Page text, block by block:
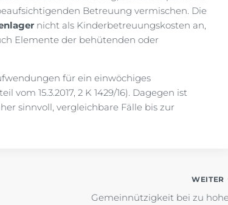
Betreuung vermischen. Die
nicht als Kinderbetreuungskosten an,
Elemente der behütenden oder
für ein einwöchiges
15.3.2017, 2 K 1429/16). Dagegen ist
sinnvoll, vergleichbare Fälle bis zur
WEITER
Gemeinnützigkeit bei zu